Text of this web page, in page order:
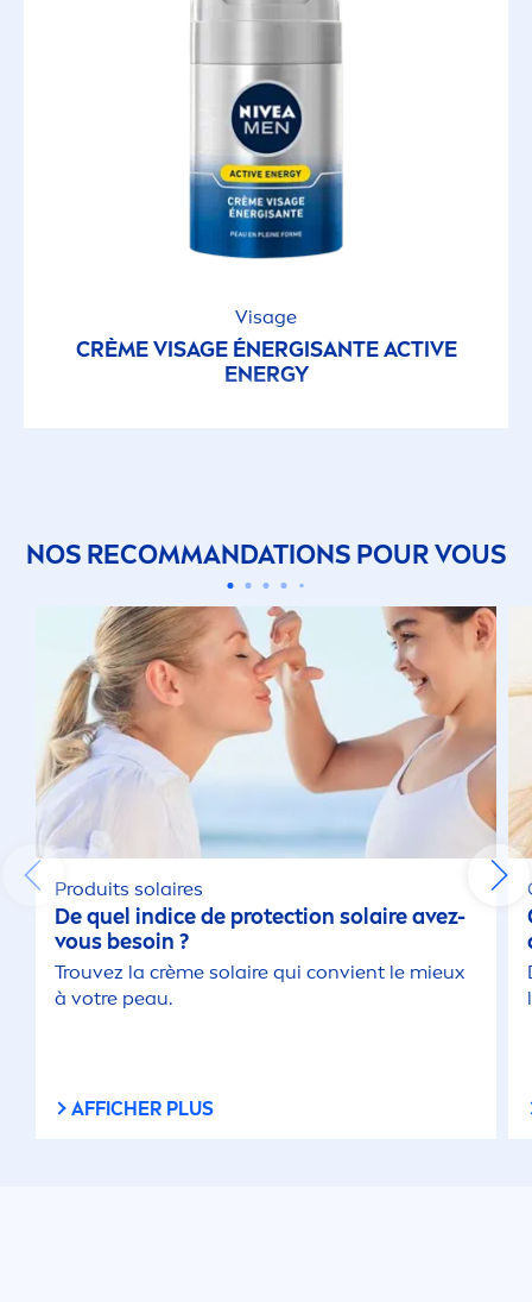
Visage
CRÈME VISAGE ÉNERGISANTEACTIVE
ENERGY
NOS RECOMMANDATIONS POUR VOUS
Produits solaires
De quel indice de protection solaire avez-
vous besoin ?
Trouvez la crème solaire qui convient le mieux
à votre peau.
AFFICHER PLUS